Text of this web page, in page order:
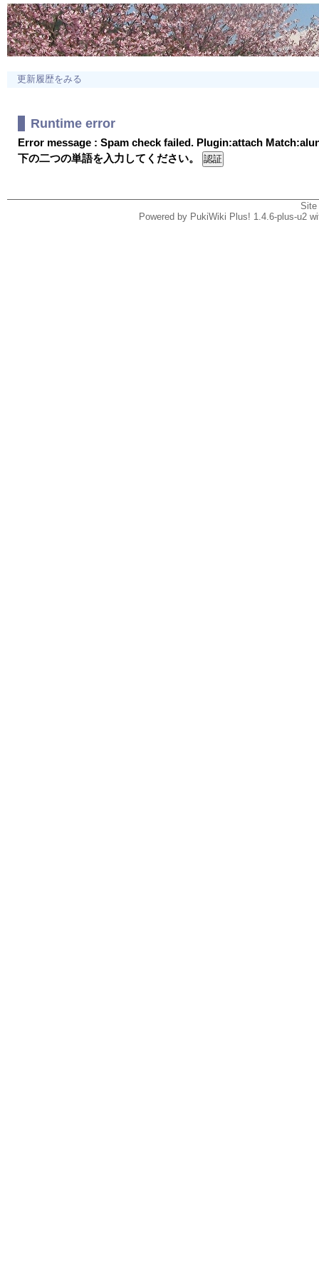
更新履歴をみる
Runtime error
Error message : Spam check failed. Plugin:attach
下の二つの単語を入力してください。
Powered by PukiWiki Plus! 1.4.6-plus-u2